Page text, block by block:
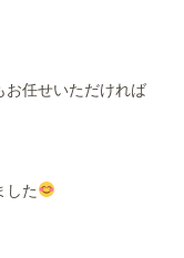
お任せいただければ
した